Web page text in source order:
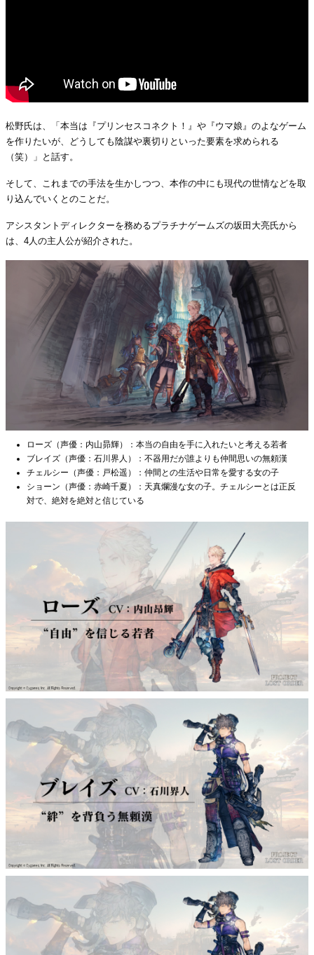
松野氏は、「本当は『プリンセスコネクト！』や『ウマ娘』のよなゲーム
を作りたいが、どうしても陰謀や裏切りといった要素を求められる
（笑）」と話す。
そして、これまでの手法を生かしつつ、本作の中にも現代の世情などを取
り込んでいくとのことだ。
アシスタントディレクターを務めるプラチナゲームズの坂田大亮氏から
は、4人の主人公が紹介された。
ローズ（声優：内山昴輝）：本当の自由を手に入れたいと考える若者
ブレイズ（声優：石川界人）：不器用だが誰よりも仲間思いの無頼漢
チェルシー（声優：戸松遥）：仲間との生活や日常を愛する女の子
ショーン（声優：赤崎千夏）：天真爛漫な女の子。チェルシーとは正反
対で、絶対を絶対と信じている